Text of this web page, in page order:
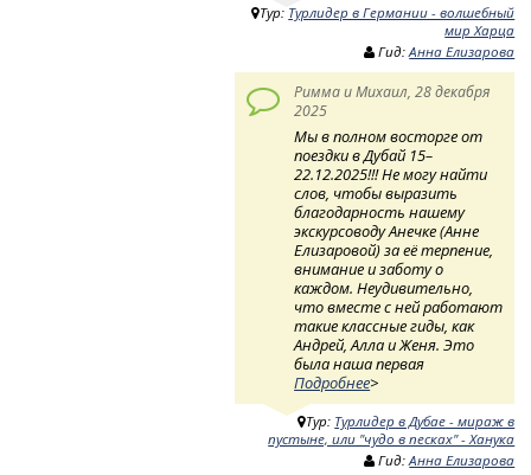
Тур: Турлидер в Германии - волшебный
мир Харца
Гид:Анна Елизарова
Римма и Михаил, 28 декабря
2025
Мы в полном восторге от
поездки в Дубай 15–
22.12.2025!!! Не могу найти
слов, чтобы выразить
благодарность нашему
экскурсоводу Анечке (Анне
Елизаровой) за её терпение,
внимание и заботу о
каждом. Неудивительно,
что вместе с ней работают
такие классные гиды, как
Андрей, Алла и Женя. Это
была наша первая
Подробнее>
Тур: Турлидер в Дубае - мираж в
пустыне, или "чудо в песках" - Ханука
Гид:Анна Елизарова